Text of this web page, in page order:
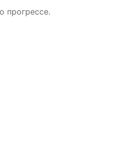
прогрессе.